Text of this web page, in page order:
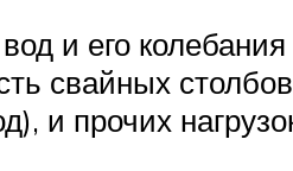
и его
свайных
и прочих